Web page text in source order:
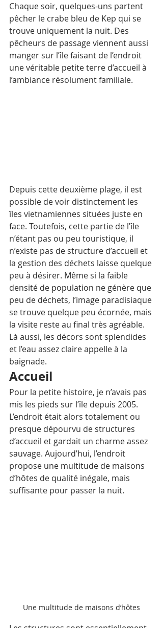
Chaque soir, quelques-uns partent
pêcher le crabe bleu de Kep qui se
trouve uniquement la nuit. Des
pêcheurs de passage viennent aussi
manger sur l’île faisant de l’endroit
une véritable petite terre d’accueil à
l’ambiance résolument familiale.
Depuis cette deuxième plage, il est
possible de voir distinctement les
îles vietnamiennes situées juste en
face. Toutefois, cette partie de l’île
n’étant pas ou peu touristique, il
n’existe pas de structure d’accueil et
la gestion des déchets laisse quelque
peu à désirer. Même si la faible
densité de population ne génère que
peu de déchets, l’image paradisiaque
se trouve quelque peu écornée, mais
la visite reste au final très agréable.
Là aussi, les décors sont splendides
et l’eau assez claire appelle à la
baignade.
Accueil
Pour la petite histoire, je n’avais pas
mis les pieds sur l’île depuis 2005.
L’endroit était alors totalement ou
presque dépourvu de structures
d’accueil et gardait un charme assez
sauvage. Aujourd’hui, l’endroit
propose une multitude de maisons
d’hôtes de qualité inégale, mais
suffisante pour passer la nuit.
Une multitude de maisons d’hôtes